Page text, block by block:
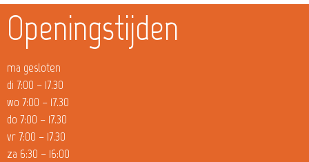
Openingstijden
ma gesloten
di 7:00 – 17.30
wo 7:00 – 17.30
do 7:00 – 17.30
vr 7:00 – 17.30
za 6:30 – 16:00